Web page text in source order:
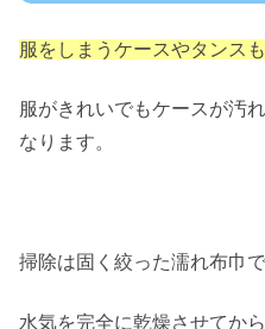
服をしまうケースやタンス
服がきれいでもケースが汚
なります。
掃除は固く絞った濡れ布巾
水気を完全に乾燥させてか